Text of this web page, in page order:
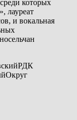
которых
лауреат
и вокальная